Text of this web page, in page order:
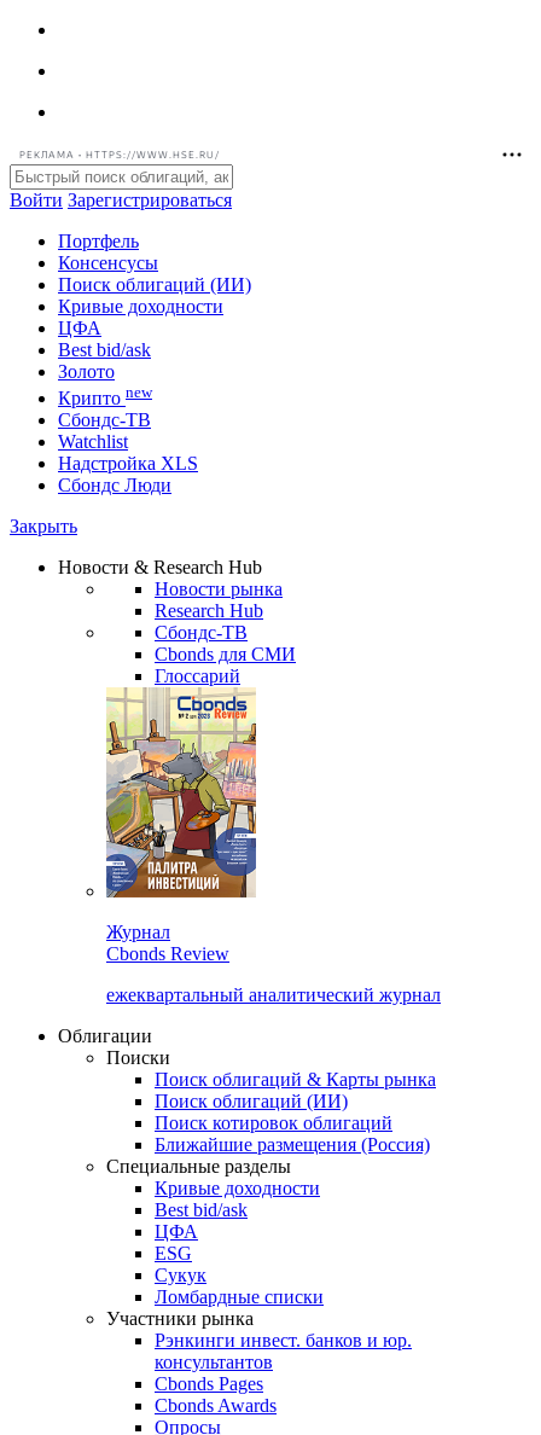
РЕКЛАМА • HTTPS://WWW.HSE.RU/
Войти Зарегистрироваться
Портфель
Консенсусы
Поиск облигаций (ИИ)
Кривые доходности
ЦФА
Best bid/ask
Золото
Крипто new
Watchlist
Сбондс Люди
Новости & Research Hub
Новости рынка
Research Hub
Сбондс-ТВ
Cbonds для СМИ
Глоссарий
Cbonds Review
ежеквартальный аналитический журнал
Облигации
Поиски
Поиск облигаций & Карты рынка
Поиск облигаций (ИИ)
Поиск котировок облигаций
Ближайшие размещения (Россия)
Специальные разделы
Кривые доходности
Best bid/ask
ЦФА
ESG
Сукук
Ломбардные списки
Участники рынка
Рэнкинги инвест. банков и юр.